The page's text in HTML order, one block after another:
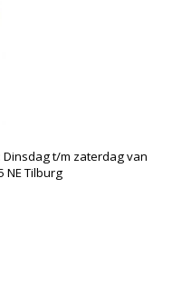
t/m zaterdag van
NE Tilburg